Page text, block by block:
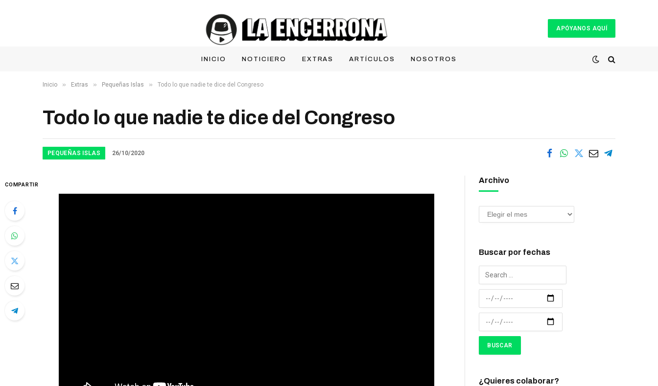
APÓYANOS AQUÍ
INICIO NOTICIERO EXTRAS ARTÍCULOS NOSOTROS
Inicio » Extras » Pequeñas Islas » Todo lo que nadie te dice del Congreso
Todo lo que nadie te dice del Congreso
PEQUEÑAS ISLAS 26/10/2020
COMPARTIR
Archivo
Buscar por fechas
¿Quieres colaborar?